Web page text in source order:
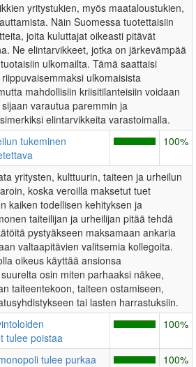
yritystukien, myös maataloustukien,
Näin Suomessa tuotettaisiin
joita kuluttajat oikeasti pitävät
Ne elintarvikkeet, jotka on järkevämpää
ulkomailta. Tämä saattaisi
ulkomaisista
mahdollisiin kriisitilanteisiin voidaan
varautua paremmin ja
elintarvikkeita varastoimalla.
tukeminen
100%
yritysten, kulttuurin, taiteen ja urheilun
koska veroilla maksetut tuet
kaiken todellisen kehityksen ja
taiteilijan ja urheilijan pitää tehdä
pystyäkseen maksamaan ankaria
valtaapitävien valitsemia kollegoita.
oikeus käyttää ansionsa
osin miten parhaaksi näkee,
taiteentekoon, taiteen ostamiseen,
tai lasten harrastuksiin.
tulee poistaa
100%
tulee purkaa
100%